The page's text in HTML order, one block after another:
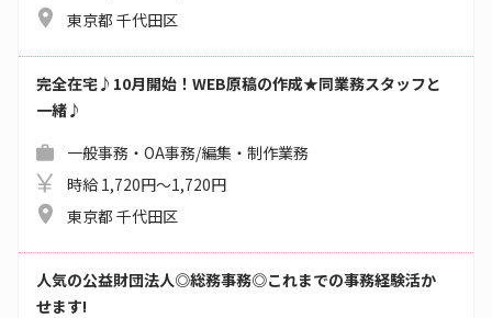
東京都 千代田区
完全在宅♪10月開始！WEB原稿の作成★同業務スタッフと
一緒♪
一般事務・OA事務/編集・制作業務
時給 1,720円～1,720円
東京都 千代田区
人気の公益財団法人◎総務事務◎これまでの事務経験活か
せます!